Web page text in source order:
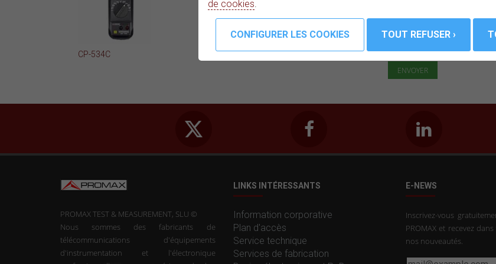
de cookies.
CP-534C
PROMAX TEST & MEASUREMENT, SLU ©
Nous sommes des fabricants de
télécommunications d'équipements
d'instrumentation et l'électronique
LINKS INTÉRESSANTS
Information corporative
Plan d'accès
Service technique
Services de fabrication
E-NEWS
Inscrivez-vous
PROMAX et recevez
nos nouveautés.